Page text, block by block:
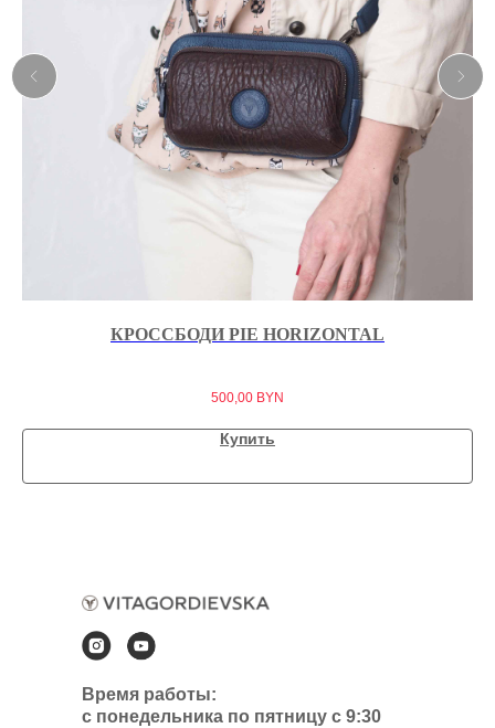
КРОССБОДИ PIE HORIZONTAL
500,00 BYN
Купить
Время работы:
с понедельника по пятницу с 9:30